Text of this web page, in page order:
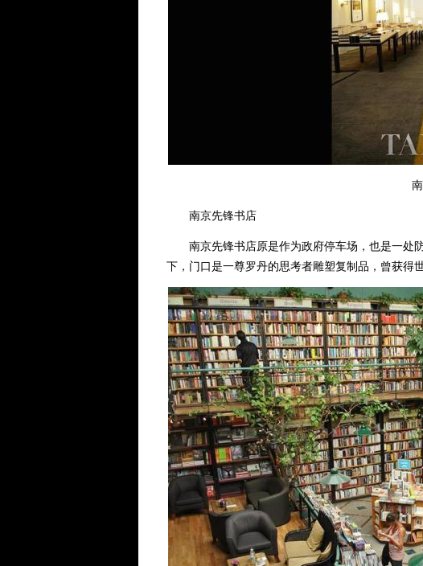
南京先锋书店
南京先锋书店原是作为政府停车场，也是一处防
下，门口是一尊罗丹的思考者雕塑复制品，曾获得